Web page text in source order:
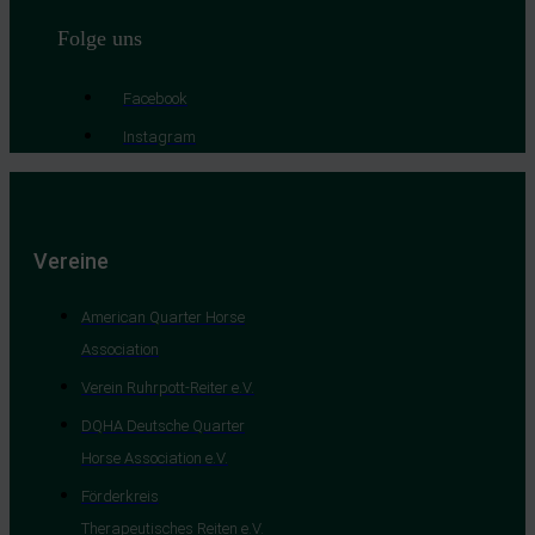
Folge uns
Facebook
Instagram
Vereine
American Quarter Horse
Association
Verein Ruhrpott-Reiter e.V.
DQHA Deutsche Quarter
Horse Association e.V.
Förderkreis
Therapeutisches Reiten e.V.